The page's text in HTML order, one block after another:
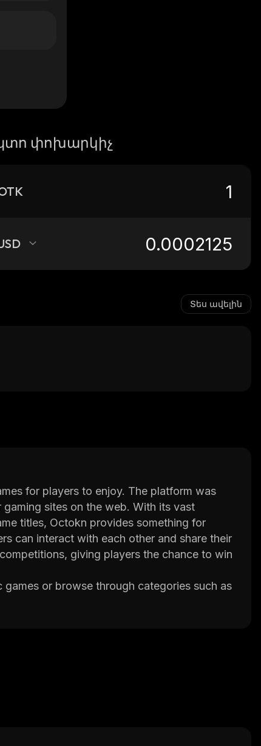
փոխարկիչ
Տես ավելին
for players to enjoy. The platform was
sites on the web. With its vast
titles, Octokn provides something for
can interact with each other and share their
giving players the chance to win
or browse through categories such as
or create their own private rooms for
play among all participants. Additionally,
to take your skills to the next level with
its wide selection of exciting games and